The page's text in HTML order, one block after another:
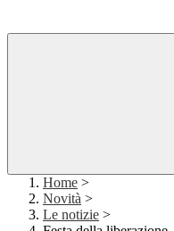
Home >
Novità >
Le notizie >